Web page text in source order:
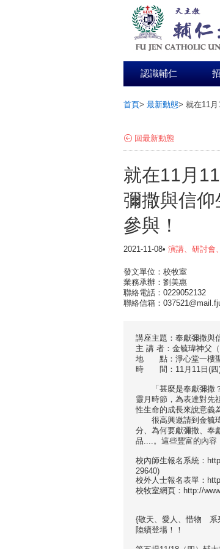
認識輔仁
首頁> 最新動態> 就在11
回最新動態
就在11月
彌撒與信
參與！
2021-11-08• 演講、研討會
發文單位：校牧室
業務承辦：劉美惠
聯絡電話：0229052132
聯絡信箱：
講座主題：奉獻彌撒與
主 講 者：金毓瑋神父
地 點：淨心堂一樓
時 間：11月11日(四
「甚麼是奉獻彌撒？
靈月時節，為表達對先
性生命的成長來說意義
很高興邀請到金毓瑋
分、為何要獻彌撒、奉
品....。這些豐富的內容
校內師生報名系統：
29640)
校外人士報名表單：
校牧室網頁：http://
{敬天、愛人、惜物 系
陸續登場！！